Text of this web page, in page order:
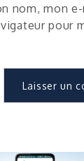
nom, mon
pour